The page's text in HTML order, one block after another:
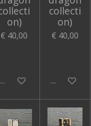
on)
€ 40,00
In winkelwagen
collecti
on)
€ 40,00
In